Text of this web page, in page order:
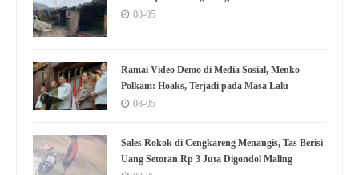
08-05
Ramai Video Demo di Media Sosial, Menko
Polkam: Hoaks, Terjadi pada Masa Lalu
08-05
Sales Rokok di Cengkareng Menangis, Tas Berisi
Uang Setoran Rp 3 Juta Digondol Maling